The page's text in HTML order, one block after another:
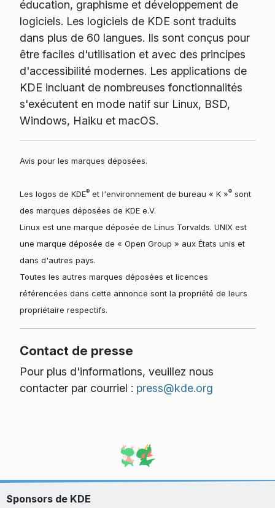
éducation, graphisme et développement de
logiciels. Les logiciels de KDE sont traduits
dans plus de 60 langues. Ils sont conçus pour
être faciles d'utilisation et avec des principes
d'accessibilité modernes. Les applications de
KDE incluant de nombreuses fonctionnalités
s'exécutent en mode natif sur Linux, BSD,
Windows, Haiku et macOS.
Avis pour les marques déposées.
Les logos de KDE®et l'environnement de bureau « K »®sont
des marques déposées de KDE e.V.
Linux est une marque déposée de Linus Torvalds. UNIX est
une marque déposée de « Open Group » aux États unis et
dans d'autres pays.
Toutes les autres marques déposées et licences
référencées dans cette annonce sont la propriété de leurs
propriétaire respectifs.
Contact de presse
Pour plus d'informations, veuillez nous
contacter par courriel : press@kde.org
Sponsors de KDE